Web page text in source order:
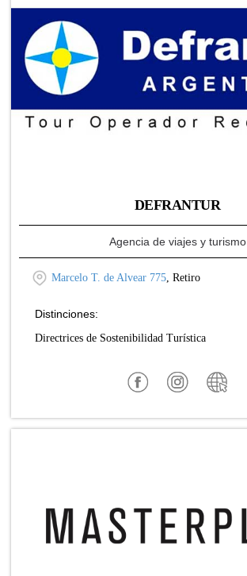
DEFRANTUR
Agencia de viajes y turismo
Marcelo T. de Alvear 775 , Retiro
Distinciones:
Directrices de Sostenibilidad Turística